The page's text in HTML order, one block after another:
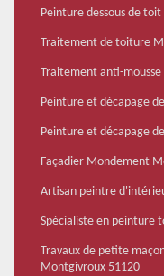
Peinture dessous de
Traitement de toiture
Traitement anti-
Peinture et décapage
Peinture et décapage
Façadier Mondement
Artisan peintre
Spécialiste en peinture
Travaux de petite
Montgivroux 51120